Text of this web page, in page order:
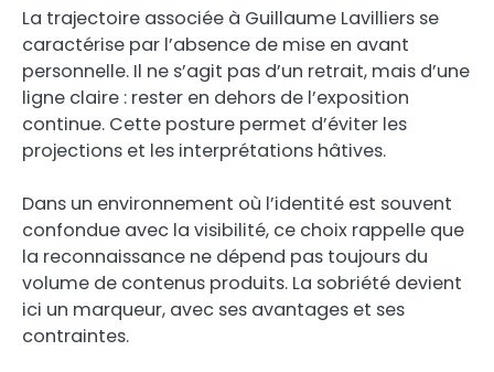
La trajectoire associée à Guillaume Lavilliers se
caractérise par l’absence de mise en avant
personnelle. Il ne s’agit pas d’un retrait, mais d’une
ligne claire : rester en dehors de l’exposition
continue. Cette posture permet d’éviter les
projections et les interprétations hâtives.
Dans un environnement où l’identité est souvent
confondue avec la visibilité, ce choix rappelle que
la reconnaissance ne dépend pas toujours du
volume de contenus produits. La sobriété devient
ici un marqueur, avec ses avantages et ses
contraintes.